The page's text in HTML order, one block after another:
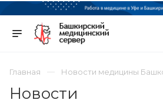
Главная Новости медицины
Новости